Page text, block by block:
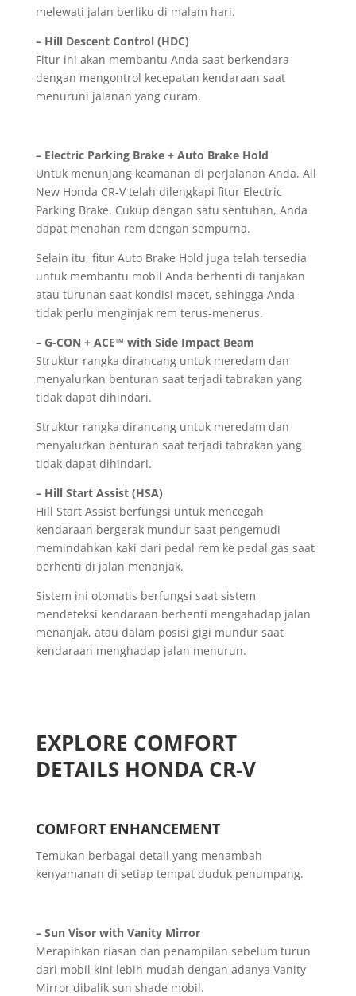
melewati jalan berliku di malam hari.
– Hill Descent Control (HDC)
Fitur ini akan membantu Anda saat berkendara
dengan mengontrol kecepatan kendaraan saat
menuruni jalanan yang curam.
– Electric Parking Brake + Auto Brake Hold
Untuk menunjang keamanan di perjalanan Anda, All
New Honda CR-V telah dilengkapi fitur Electric
Parking Brake. Cukup dengan satu sentuhan, Anda
dapat menahan rem dengan sempurna.
Selain itu, fitur Auto Brake Hold juga telah tersedia
untuk membantu mobil Anda berhenti di tanjakan
atau turunan saat kondisi macet, sehingga Anda
tidak perlu menginjak rem terus-menerus.
– G-CON + ACE™ with Side Impact Beam
Struktur rangka dirancang untuk meredam dan
menyalurkan benturan saat terjadi tabrakan yang
tidak dapat dihindari.
Struktur rangka dirancang untuk meredam dan
menyalurkan benturan saat terjadi tabrakan yang
tidak dapat dihindari.
– Hill Start Assist (HSA)
Hill Start Assist berfungsi untuk mencegah
kendaraan bergerak mundur saat pengemudi
memindahkan kaki dari pedal rem ke pedal gas saat
berhenti di jalan menanjak.
Sistem ini otomatis berfungsi saat sistem
mendeteksi kendaraan berhenti mengahadap jalan
menanjak, atau dalam posisi gigi mundur saat
kendaraan menghadap jalan menurun.
EXPLORE COMFORT
DETAILS HONDA CR-V
COMFORT ENHANCEMENT
Temukan berbagai detail yang menambah
kenyamanan di setiap tempat duduk penumpang.
– Sun Visor with Vanity Mirror
Merapihkan riasan dan penampilan sebelum turun
dari mobil kini lebih mudah dengan adanya Vanity
Mirror dibalik sun shade mobil.